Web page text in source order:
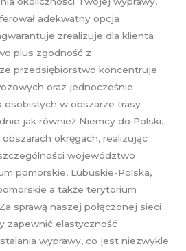
adekwatny opcja
zrealizuje dla klienta
plus zgodność z
przedsiębiorstwo koncentruje
oraz jednocześnie
osobistych w obszarze trasy
jak również Niemcy do Polski.
okręgach, realizując
województwo
pomorskie, Lubuskie-Polska,
a także terytorium
sprawą naszej połączonej sieci
zapewnić elastyczność
wyprawy, co jest niezwykle